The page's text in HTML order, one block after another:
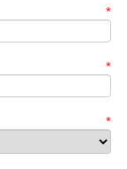
*
*
*